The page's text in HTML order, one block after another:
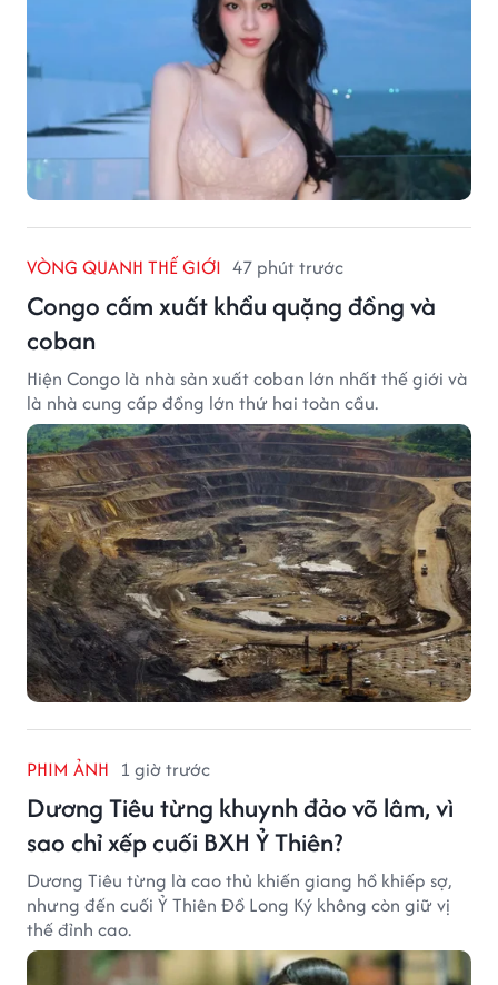
VÒNG QUANH THẾ GIỚI 47 phút trước
Congo cấm xuất khẩu quặng đồng và
coban
Hiện Congo là nhà sản xuất coban lớn nhất thế giới và
là nhà cung cấp đồng lớn thứ hai toàn cầu.
PHIM ẢNH 1 giờ trước
Dương Tiêu từng khuynh đảo võ lâm, vì
sao chỉ xếp cuối BXH Ỷ Thiên?
Dương Tiêu từng là cao thủ khiến giang hồ khiếp sợ,
nhưng đến cuối Ỷ Thiên Đồ Long Ký không còn giữ vị
thế đỉnh cao.